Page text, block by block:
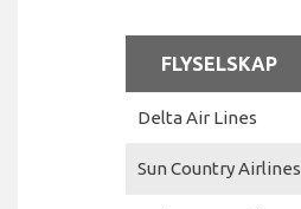
FLYSELSKAP
Delta Air Lines
Sun Country Airlines